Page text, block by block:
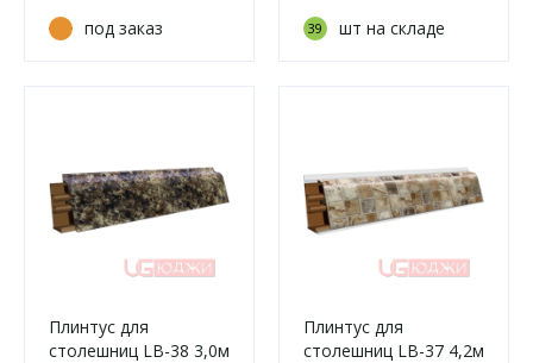
под заказ 39 шт на складе
Плинтус для
столешниц LB-38 3,0м
Плинтус для
столешниц LB-37 4,2м